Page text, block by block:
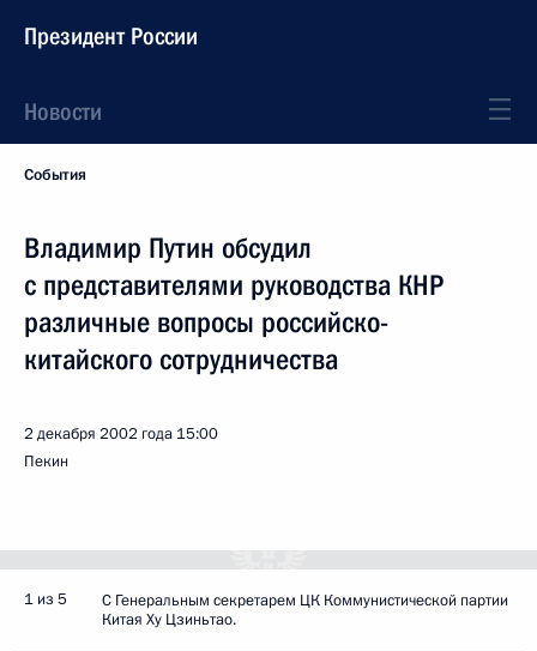
Президент России
Новости
События
Владимир Путин обсудил
с представителями руководства КНР
различные вопросы российско-
китайского сотрудничества
2 декабря 2002 года 15:00
Пекин
1 из 5
С Генеральным секретарем ЦК Коммунистической партии
Китая Ху Цзиньтао.